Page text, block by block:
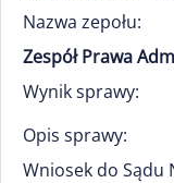
Nazwa zepołu:
Zespół Prawa
Wynik sprawy:
Opis sprawy:
Wniosek do Sądu